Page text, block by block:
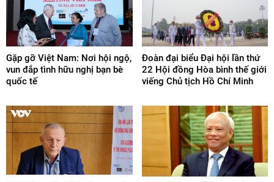
Gặp gỡ Việt Nam: Nơi hội ngộ,
vun đắp tình hữu nghị bạn bè
quốc tế
Đoàn đại biểu Đại hội lần thứ
22 Hội đồng Hòa bình thế giới
viếng Chủ tịch Hồ Chí Minh